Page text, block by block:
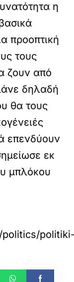
η
προοπτική
τους
ζουν από
δηλαδή
θα τους
επενδύουν
εκ
μπλόκου
politics/